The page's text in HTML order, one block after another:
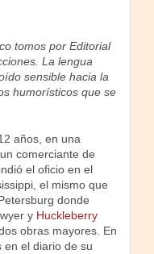
tomos por Editorial
La lengua
sensible hacia la
humorísticos que se
años, en una
comerciante de
el oficio en el
el mismo que
donde
y Huckleberry
obras mayores. En
en el diario de su